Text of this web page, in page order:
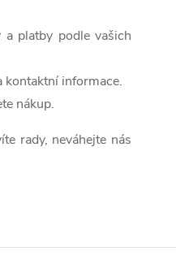
platby podle vašich
kontaktní informace.
nákup.
rady, neváhejte nás